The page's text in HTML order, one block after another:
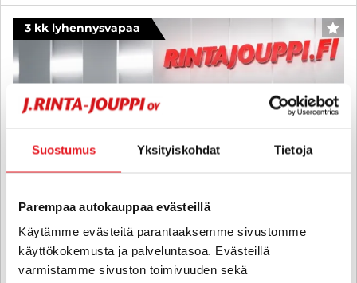
Suostumus Yksityiskohdat Tietoja
Parempaa autokauppaa evästeillä
Käytämme evästeitä parantaaksemme sivustomme
käyttökokemusta ja palveluntasoa. Evästeillä
varmistamme sivuston toimivuuden sekä
3 kk lyhennysvapaa